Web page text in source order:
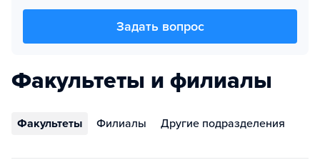
Задать вопрос
Факультеты и филиалы
Факультеты Филиалы Другие подразделения